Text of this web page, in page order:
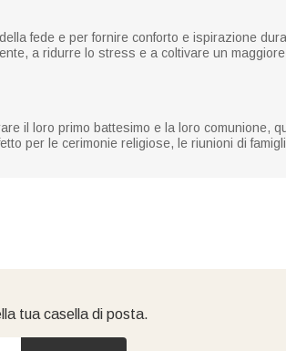
fede e per fornire conforto e ispirazione
a ridurre lo stress e a coltivare un
il loro primo battesimo e la loro comunione,
per le cerimonie religiose, le riunioni di
tua casella di posta.